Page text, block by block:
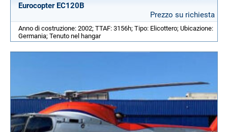
Eurocopter EC120B
Prezzo su richiesta
Anno di costruzione: 2002; TTAF: 3156h; Tipo: Elicottero; Ubicazione:
Germania; Tenuto nel hangar